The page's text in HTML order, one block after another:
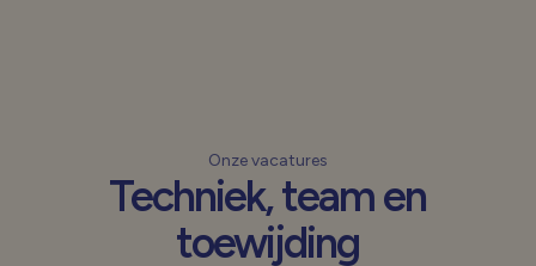
Onze vacatures
Techniek, team en
toewijding